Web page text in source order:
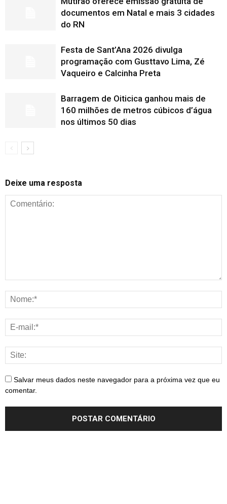
documentos em Natal e mais 3 cidades
do RN
Festa de Sant’Ana 2026 divulga
programação com Gusttavo Lima, Zé
Vaqueiro e Calcinha Preta
Barragem de Oiticica ganhou mais de
160 milhões de metros cúbicos d’água
nos últimos 50 dias
Deixe uma resposta
Salvar meus dados neste navegador para a próxima vez que eu
comentar.